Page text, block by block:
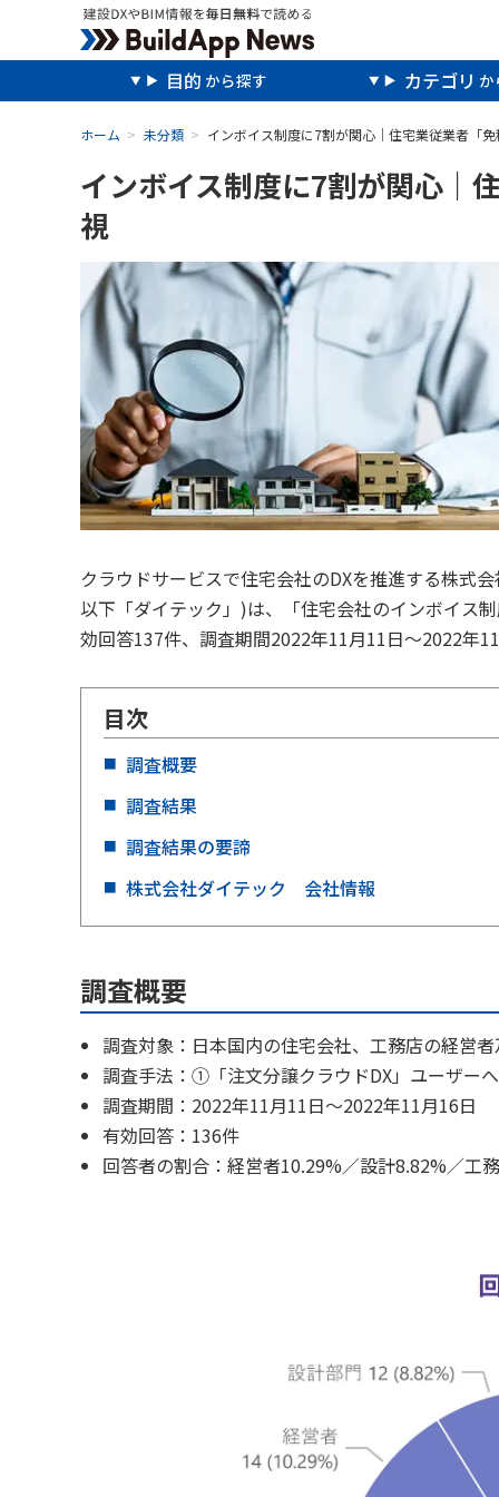
目的 カテゴリ
ホーム 未分類 インボイス制度に7割が関心｜住宅業従業者「
インボイス制度に7割が関心｜
視
クラウドサービスで住宅会社のDXを推進する株式
以下「ダイテック」)は、「住宅会社のインボイス
効回答137件、調査期間2022年11月11日～2022年
目次
調査概要
調査結果
調査結果の要諦
株式会社ダイテック 会社情報
調査概要
調査対象：日本国内の住宅会社、工務店の経営
調査手法：①「注文分譲クラウドDX」ユーザ
調査期間：2022年11月11日～2022年11月16日
有効回答：136件
回答者の割合：経営者10.29%／設計8.82%／工